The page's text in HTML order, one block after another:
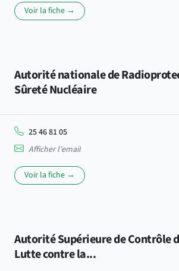
Voir la fiche →
Autorité nationale de
Sûreté Nucléaire
25 46 81 05
Afficher l'email
Voir la fiche →
Autorité Supérieure de Contrôle
Lutte contre la...